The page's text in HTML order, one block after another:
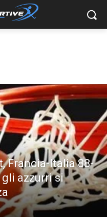
Francia-Italia 88-
gli azzurri si